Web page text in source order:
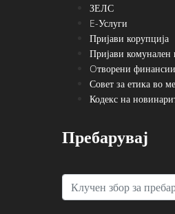
ЗЕЛС
E-Услуги
Пријави корупција
Пријави комунален
Oтворени финансии
Совет за етика во
Кодекс на
Пребарувај